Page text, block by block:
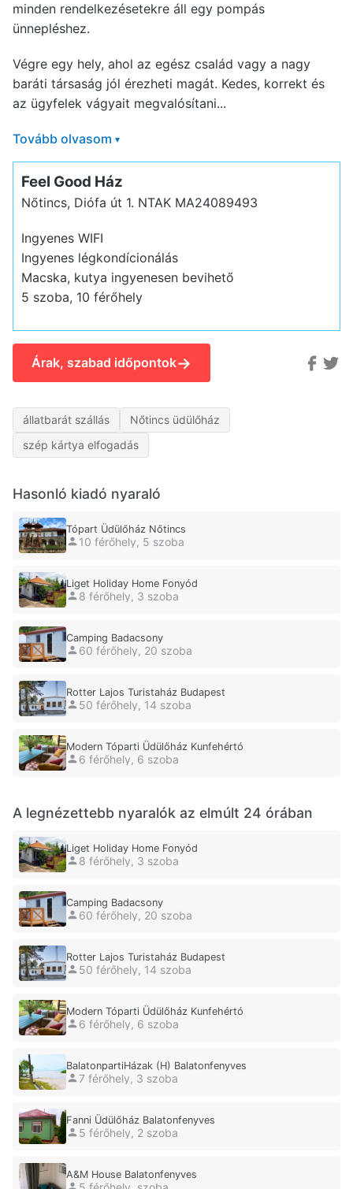
minden rendelkezésetekre áll egy pompás
ünnepléshez.
Végre egy hely, ahol az egész család vagy a nagy
baráti társaság jól érezheti magát. Kedes, korrekt és
az ügyfelek vágyait megvalósítani...
Tovább olvasom ▾
Feel Good Ház
Nőtincs, Diófa út 1. NTAK MA24089493
Ingyenes WIFI
Ingyenes légkondícionálás
Macska, kutya ingyenesen bevihető
5 szoba, 10 férőhely
Árak, szabad időpontok→
állatbarát szállás
Nőtincs üdülőház
szép kártya elfogadás
Hasonló kiadó nyaraló
Tópart Üdülőház Nőtincs
10 férőhely, 5 szoba
Liget Holiday Home Fonyód
8 férőhely, 3 szoba
Camping Badacsony
60 férőhely, 20 szoba
Rotter Lajos Turistaház Budapest
50 férőhely, 14 szoba
Modern Tóparti Üdülőház Kunfehértó
6 férőhely, 6 szoba
A legnézettebb nyaralók az elmúlt 24 órában
Liget Holiday Home Fonyód
8 férőhely, 3 szoba
Camping Badacsony
60 férőhely, 20 szoba
Rotter Lajos Turistaház Budapest
50 férőhely, 14 szoba
Modern Tóparti Üdülőház Kunfehértó
6 férőhely, 6 szoba
BalatonpartiHázak (H) Balatonfenyves
7 férőhely, 3 szoba
Fanni Üdülőház Balatonfenyves
5 férőhely, 2 szoba
A&M House Balatonfenyves